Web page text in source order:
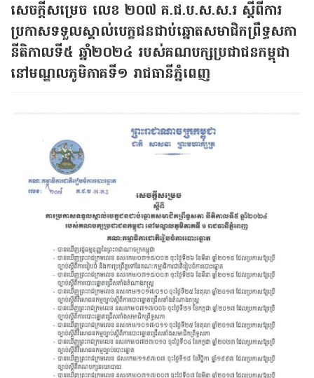
សេចក្តីសម្រេច​ លេខ​ ២០៧​ គ.ជ.ប.ស.ស.រ​ ស្តីពីការ
ប្រកាសទទួលស្គាល់បេក្ខជនជាប់ឆ្នោតសមាជិកព្រឹទ្ធសភា
នីតិកាលទី៥ ឆ្នាំ២០២៤ របស់គណបក្សប្រជាជនកម្ពុជា
នៅមណ្ឌលភូមិភាគទី១ រាជធានីភ្នំពេញ